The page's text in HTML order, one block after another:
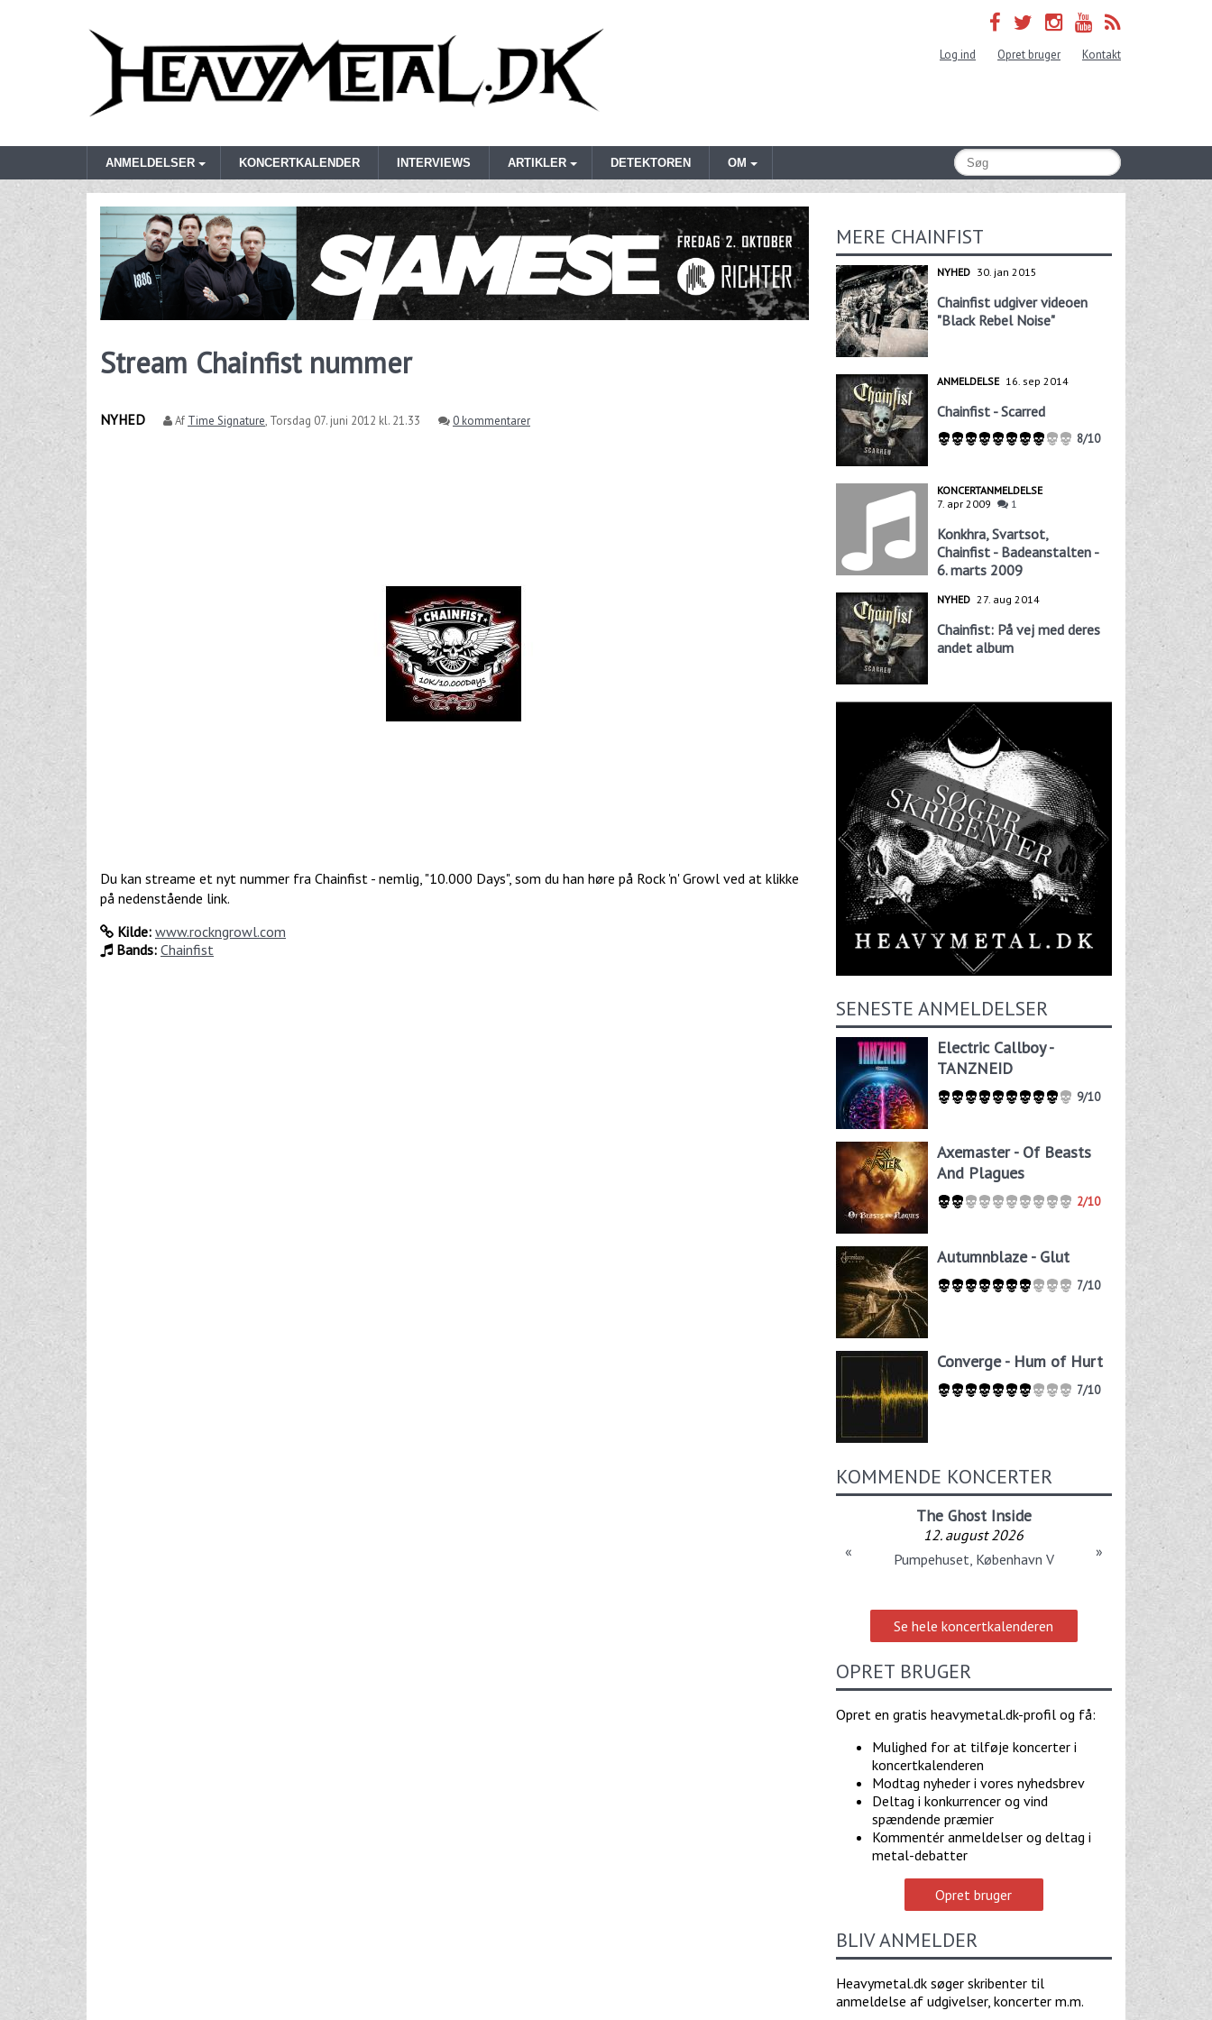
Log ind Opret bruger Kontakt
ANMELDELSER KONCERTKALENDER INTERVIEWS ARTIKLER DETEKTOREN OM
Stream Chainfist nummer
NYHED Af Time Signature, Torsdag 07. juni 2012 kl. 21.33 0 kommentarer
Du kan streame et nyt nummer fra Chainfist - nemlig, "10.000 Days", som du han høre på Rock 'n' Growl ved at klikke
på nedenstående link.
Kilde: www.rockngrowl.com
Bands: Chainfist
MERE CHAINFIST
NYHED 30. jan 2015
Chainfist udgiver videoen
"Black Rebel Noise"
ANMELDELSE 16. sep 2014
Chainfist - Scarred
8/10
KONCERTANMELDELSE
7. apr 2009
1
Konkhra, Svartsot,
Chainfist - Badeanstalten -
6. marts 2009
NYHED 27. aug 2014
Chainfist: På vej med deres
andet album
SENESTE ANMELDELSER
Electric Callboy -
TANZNEID
9/10
Axemaster - Of Beasts
And Plagues
2/10
Autumnblaze - Glut
7/10
Converge - Hum of Hurt
7/10
KOMMENDE KONCERTER
The Ghost Inside
12. august 2026
Pumpehuset, København V
« »
Se hele koncertkalenderen
OPRET BRUGER
Opret en gratis heavymetal.dk-profil og få:
Mulighed for at tilføje koncerter i
koncertkalenderen
Modtag nyheder i vores nyhedsbrev
Deltag i konkurrencer og vind
spændende præmier
Kommentér anmeldelser og deltag i
metal-debatter
Opret bruger
BLIV ANMELDER
Heavymetal.dk søger skribenter til
anmeldelse af udgivelser, koncerter m.m.